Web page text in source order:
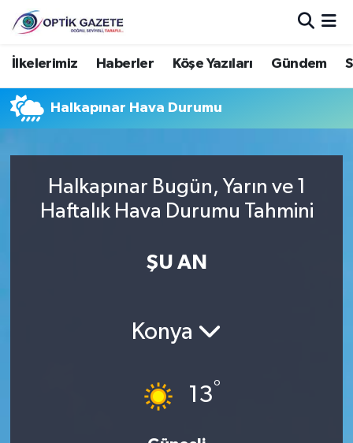
İlkelerimiz Haberler Köşe Yazıları Gündem
Halkapınar Hava Durumu
Halkapınar Bugün, Yarın ve 1
Haftalık Hava Durumu Tahmini
ŞU AN
Konya
13°
Nöbetçi Eczaneler
Hava Durumu
Trafik Durumu
Süper Lig Puan Durumu ve Fikstür